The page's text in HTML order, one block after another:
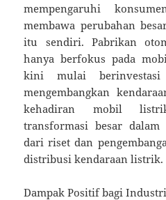
mempengaruhi
membawa perubahan
itu sendiri. Pabrikan
hanya berfokus pada
kini mulai berinvestasi
mengembangkan
kehadiran mobil
transformasi besar
dari riset dan
distribusi kendaraan listrik.
Dampak Positif bagi